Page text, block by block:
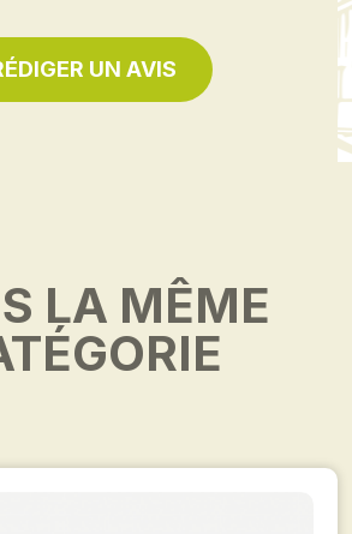
UN AVIS
LA MÊME